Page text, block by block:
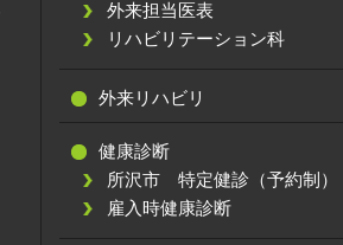
外来担当医表
リハビリテーション科
外来リハビリ
健康診断
所沢市 特定健診（予約制）
雇入時健康診断